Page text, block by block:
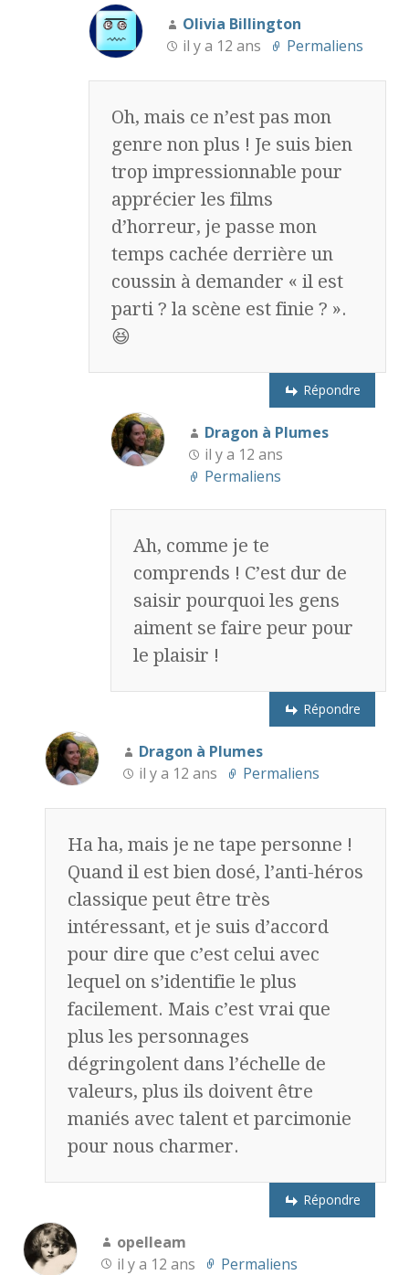
Olivia Billington
il y a 12 ans
Permaliens
Oh, mais ce n’est pas mon
genre non plus ! Je suis bien
trop impressionnable pour
apprécier les films
d’horreur, je passe mon
temps cachée derrière un
coussin à demander « il est
parti ? la scène est finie ? ».
😆
Répondre
Dragon à Plumes
il y a 12 ans
Permaliens
Ah, comme je te
comprends ! C’est dur de
saisir pourquoi les gens
aiment se faire peur pour
le plaisir !
Répondre
Dragon à Plumes
il y a 12 ans
Permaliens
Ha ha, mais je ne tape personne !
Quand il est bien dosé, l’anti-héros
classique peut être très
intéressant, et je suis d’accord
pour dire que c’est celui avec
lequel on s’identifie le plus
facilement. Mais c’est vrai que
plus les personnages
dégringolent dans l’échelle de
valeurs, plus ils doivent être
maniés avec talent et parcimonie
pour nous charmer.
Répondre
opelleam
il y a 12 ans
Permaliens